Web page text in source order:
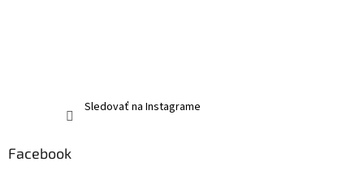
Sledovať na Instagrame
Facebook